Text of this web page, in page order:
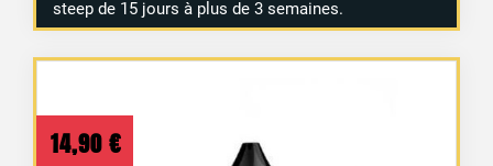
steep de 15 jours à plus de 3 semaines.
14,90 €